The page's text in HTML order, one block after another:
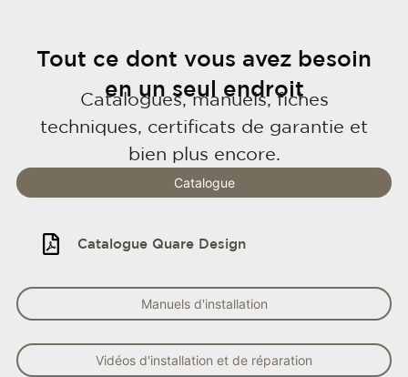
Tout ce dont vous avez besoin
en un seul endroit
Catalogues, manuels, fiches
techniques, certificats de garantie et
bien plus encore.
Catalogue
Manuels d'installation
Vidéos d'installation et de réparation
Catalogue Quare Design